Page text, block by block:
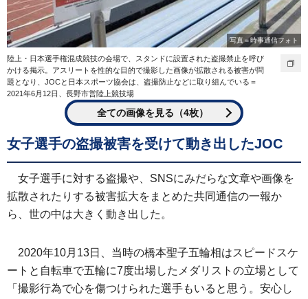
写真＝時事通信フォト
陸上・日本選手権混成競技の会場で、スタンドに設置された盗撮禁止を呼び
かける掲示。アスリートを性的な目的で撮影した画像が拡散される被害が問
題となり、JOCと日本スポーツ協会は、盗撮防止などに取り組んでいる＝
2021年6月12日、長野市営陸上競技場
全ての画像を見る（4枚）
女子選手の盗撮被害を受けて動き出したJOC
女子選手に対する盗撮や、SNSにみだらな文章や画像を
拡散されたりする被害拡大をまとめた共同通信の一報か
ら、世の中は大きく動き出した。
2020年10月13日、当時の橋本聖子五輪相はスピードスケ
ートと自転車で五輪に7度出場したメダリストの立場として
「撮影行為で心を傷つけられた選手もいると思う。安心し